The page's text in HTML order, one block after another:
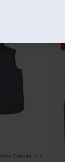
Profesjonalna Kamizelka Ocieplana z Ochroną Przed Wiatrem